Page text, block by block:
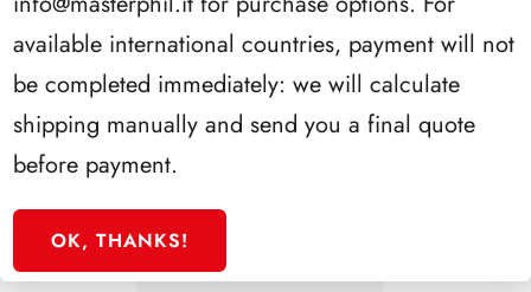
available international countries, payment will not
be completed immediately: we will calculate
shipping manually and send you a final quote
before payment.
OK, THANKS!